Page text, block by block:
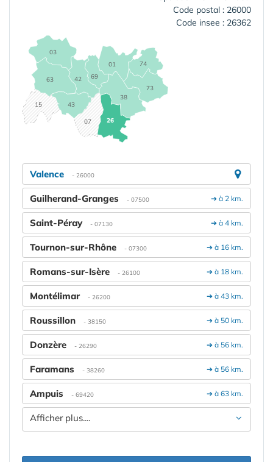
Code postal : 26000
Code insee : 26362
01
03
07
15
26
38
42
43
63
69
73
74
Valence - 26000
➔ à 2 km.
Guilherand-Granges - 07500
➔ à 4 km.
Saint-Péray - 07130
➔ à 16 km.
Tournon-sur-Rhône - 07300
➔ à 18 km.
Romans-sur-Isère - 26100
➔ à 43 km.
Montélimar - 26200
➔ à 50 km.
Roussillon - 38150
➔ à 56 km.
Donzère - 26290
➔ à 56 km.
Faramans - 38260
➔ à 63 km.
Ampuis - 69420
Afficher plus....